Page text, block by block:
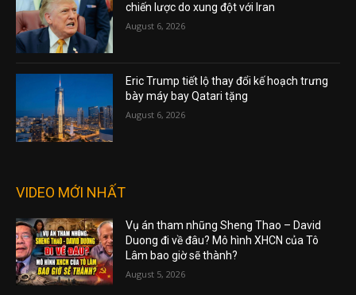
chiến lược do xung đột với Iran
August 6, 2026
Eric Trump tiết lộ thay đổi kế hoạch trưng
bày máy bay Qatari tặng
August 6, 2026
VIDEO MỚI NHẤT
Vụ án tham nhũng Sheng Thao – David
Duong đi về đâu? Mô hình XHCN của Tô
Lâm bao giờ sẽ thành?
August 5, 2026